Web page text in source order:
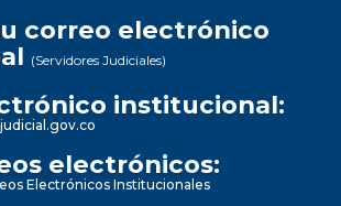
correo electrónico
(Servidores Judiciales)
institucional:
electrónicos:
Electrónicos Institucionales